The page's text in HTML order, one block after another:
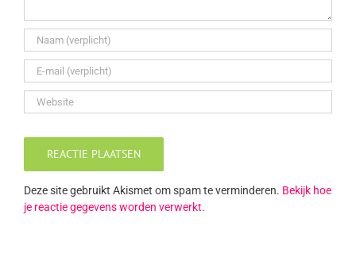
Deze site gebruikt Akismet om spam te verminderen. Bekijk hoe
je reactie gegevens worden verwerkt.